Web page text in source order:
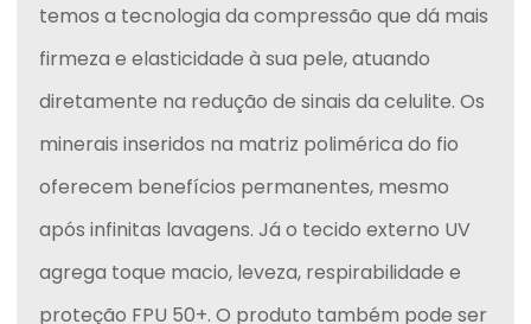
temos a tecnologia da compressão que dá mais
firmeza e elasticidade à sua pele, atuando
diretamente na redução de sinais da celulite. Os
minerais inseridos na matriz polimérica do fio
oferecem benefícios permanentes, mesmo
após infinitas lavagens. Já o tecido externo UV
agrega toque macio, leveza, respirabilidade e
proteção FPU 50+. O produto também pode ser